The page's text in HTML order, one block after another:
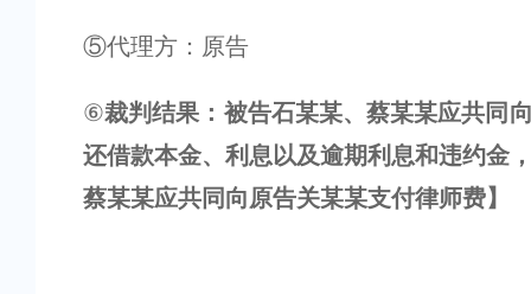
⑤代理方：原告
⑥裁判结果：被告石某某、蔡某某应共同
还借款本金、利息以及逾期利息和违约金
蔡某某应共同向原告关某某支付律师费】